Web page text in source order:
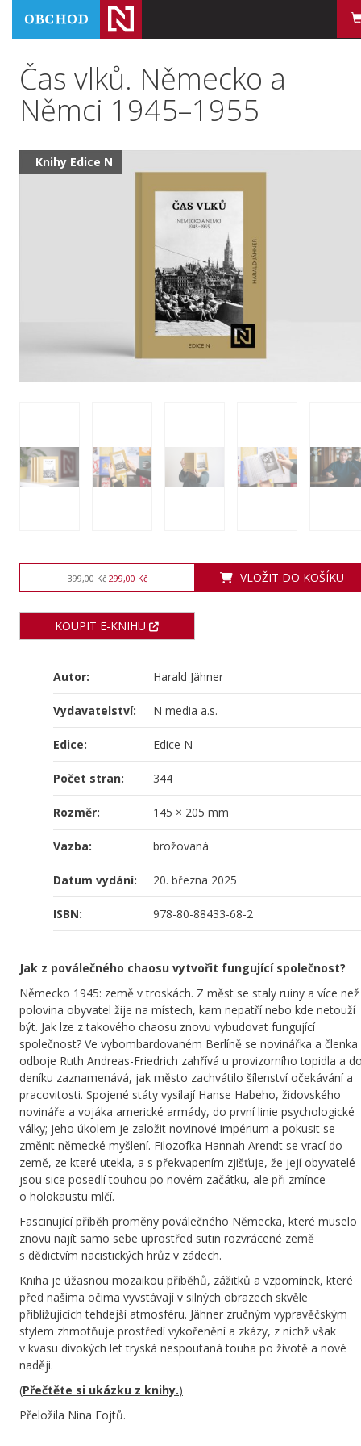
Čas vlků. Německo a
Němci 1945–1955
Knihy Edice N
399,00 Kč 299,00 Kč VLOŽIT DO KOŠÍKU
KOUPIT E-KNIHU
Autor: Harald Jähner
Vydavatelství: N media a.s.
Edice: Edice N
Počet stran: 344
Rozměr: 145 × 205 mm
Vazba: brožovaná
Datum vydání: 20. března 2025
ISBN: 978-80-88433-68-2
Jak z poválečného chaosu vytvořit fungující společnost?
Německo 1945: země v troskách. Z měst se staly ruiny a více než
polovina obyvatel žije na místech, kam nepatří nebo kde netouží
být. Jak lze z takového chaosu znovu vybudovat fungující
společnost? Ve vybombardovaném Berlíně se novinářka a členka
odboje Ruth Andreas-Friedrich zahřívá u provizorního topidla a
deníku zaznamenává, jak město zachvátilo šílenství očekávání a
pracovitosti. Spojené státy vysílají Hanse Habeho, židovského
novináře a vojáka americké armády, do první linie psychologické
války; jeho úkolem je založit novinové impérium a pokusit se
změnit německé myšlení. Filozofka Hannah Arendt se vrací do
země, ze které utekla, a s překvapením zjišťuje, že její obyvatelé
jsou sice posedlí touhou po novém začátku, ale při zmínce
o holokaustu mlčí.
Fascinující příběh proměny poválečného Německa, které muselo
znovu najít samo sebe uprostřed sutin rozvrácené země
s dědictvím nacistických hrůz v zádech.
Kniha je úžasnou mozaikou příběhů, zážitků a vzpomínek, které
před našima očima vyvstávají v silných obrazech skvěle
přibližujících tehdejší atmosféru. Jähner zručným vypravěčským
stylem zhmotňuje prostředí vykořenění a zkázy, z nichž však
v kvasu divokých let tryská nespoutaná touha po životě a nové
naději.
(Přečtěte si ukázku z knihy.)
Přeložila Nina Fojtů.